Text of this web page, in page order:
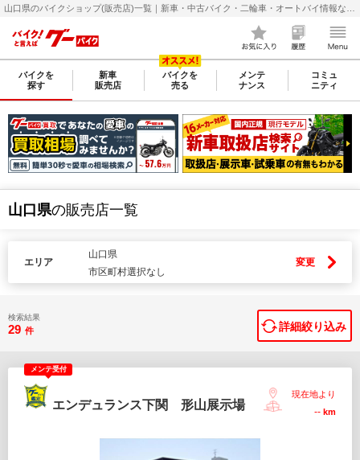
バイクを
探す
新車
販売店
バイクを
売る
メンテ
ナンス
コミュ
ニティ
山口県の販売店一覧
エリア
山口県
市区町村選択なし
変更
検索結果
29 件 詳細絞り込み
メンテ受付
エンデュランス下関 形山展示場
現在地より
-- km